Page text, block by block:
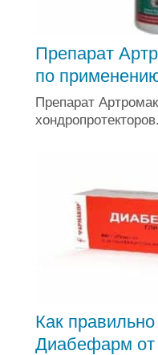
Препарат
по
Препарат
хондропротекторов.
Как
Диабефарм от